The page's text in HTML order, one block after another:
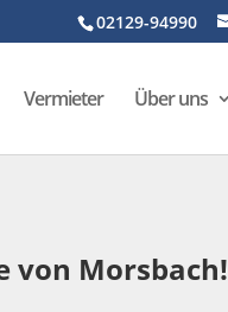
02129-94990
Vermieter Über uns
von Morsbach!